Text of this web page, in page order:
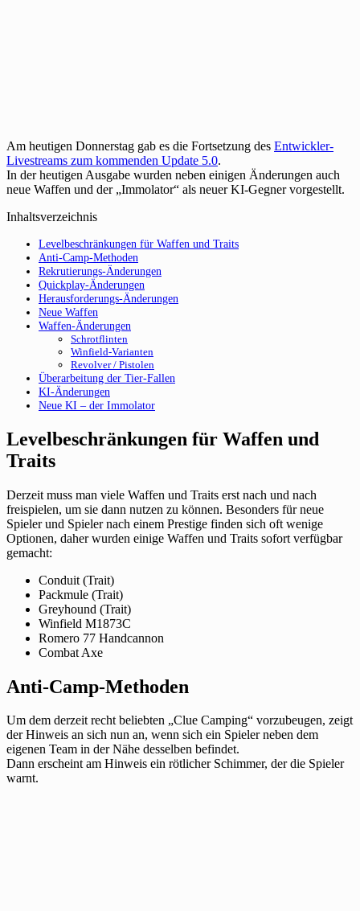
Am heutigen Donnerstag gab es die Fortsetzung des Entwickler-
Livestreams zum kommenden Update 5.0.
In der heutigen Ausgabe wurden neben einigen Änderungen auch
neue Waffen und der „Immolator“ als neuer KI-Gegner vorgestellt.
Inhaltsverzeichnis
Levelbeschränkungen für Waffen und Traits
Anti-Camp-Methoden
Rekrutierungs-Änderungen
Quickplay-Änderungen
Herausforderungs-Änderungen
Neue Waffen
Waffen-Änderungen
Schrotflinten
Winfield-Varianten
Revolver / Pistolen
Überarbeitung der Tier-Fallen
KI-Änderungen
Neue KI – der Immolator
Levelbeschränkungen für Waffen und
Traits
Derzeit muss man viele Waffen und Traits erst nach und nach
freispielen, um sie dann nutzen zu können. Besonders für neue
Spieler und Spieler nach einem Prestige finden sich oft wenige
Optionen, daher wurden einige Waffen und Traits sofort verfügbar
gemacht:
Conduit (Trait)
Packmule (Trait)
Greyhound (Trait)
Winfield M1873C
Romero 77 Handcannon
Combat Axe
Anti-Camp-Methoden
Um dem derzeit recht beliebten „Clue Camping“ vorzubeugen, zeigt
der Hinweis an sich nun an, wenn sich ein Spieler neben dem
eigenen Team in der Nähe desselben befindet.
Dann erscheint am Hinweis ein rötlicher Schimmer, der die Spieler
warnt.